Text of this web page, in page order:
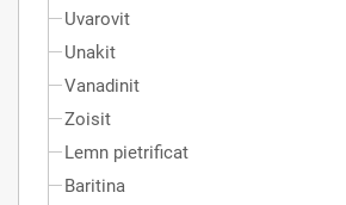
Uvarovit
Unakit
Vanadinit
Zoisit
Lemn pietrificat
Baritina